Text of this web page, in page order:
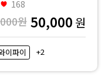
168
원 50,000 원
이파이 +2